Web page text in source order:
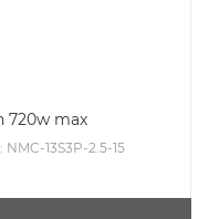
720w max
NMC-13S3P-2.5-15